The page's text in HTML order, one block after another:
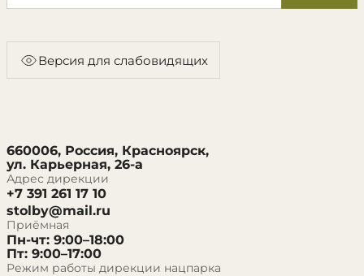
Версия для слабовидящих
660006, Россия, Красноярск,
ул. Карьерная, 26-а
Адрес дирекции
+7 391 261 17 10
stolby@mail.ru
Приёмная
Пн-чт: 9:00–18:00
Пт: 9:00–17:00
Режим работы дирекции нацпарка